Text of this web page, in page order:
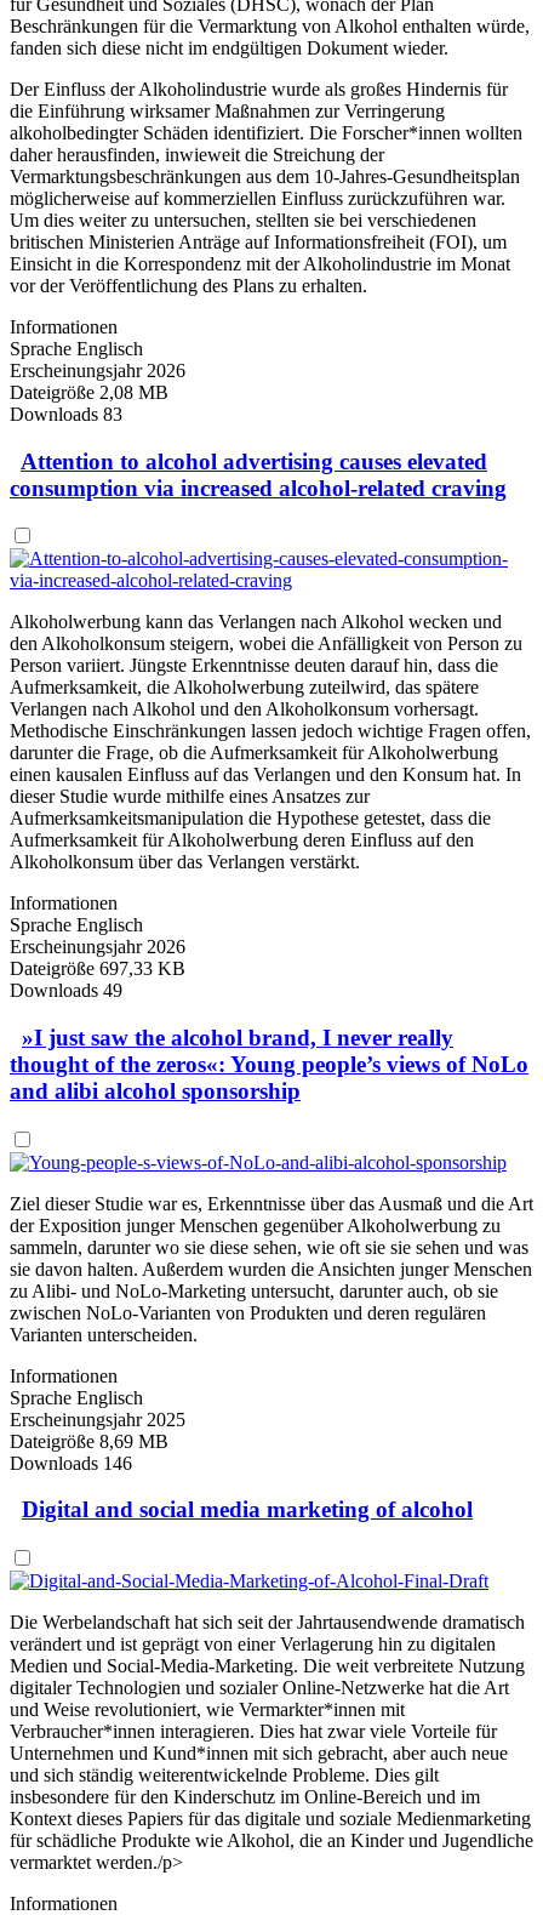
Beschränkungen für die Vermarktung von Alkohol enthalten würde,
fanden sich diese nicht im endgültigen Dokument wieder.
Der Einfluss der Alkoholindustrie wurde als großes Hindernis für
die Einführung wirksamer Maßnahmen zur Verringerung
alkoholbedingter Schäden identifiziert. Die Forscher*innen wollten
daher herausfinden, inwieweit die Streichung der
Vermarktungsbeschränkungen aus dem 10-Jahres-Gesundheitsplan
möglicherweise auf kommerziellen Einfluss zurückzuführen war.
Um dies weiter zu untersuchen, stellten sie bei verschiedenen
britischen Ministerien Anträge auf Informationsfreiheit (FOI), um
Einsicht in die Korrespondenz mit der Alkoholindustrie im Monat
vor der Veröffentlichung des Plans zu erhalten.
Informationen
Sprache Englisch
Erscheinungsjahr 2026
Dateigröße 2,08 MB
Downloads 83
Attention to alcohol advertising causes elevated
consumption via increased alcohol-related craving
Alkoholwerbung kann das Verlangen nach Alkohol wecken und
den Alkoholkonsum steigern, wobei die Anfälligkeit von Person zu
Person variiert. Jüngste Erkenntnisse deuten darauf hin, dass die
Aufmerksamkeit, die Alkoholwerbung zuteilwird, das spätere
Verlangen nach Alkohol und den Alkoholkonsum vorhersagt.
Methodische Einschränkungen lassen jedoch wichtige Fragen offen,
darunter die Frage, ob die Aufmerksamkeit für Alkoholwerbung
einen kausalen Einfluss auf das Verlangen und den Konsum hat. In
dieser Studie wurde mithilfe eines Ansatzes zur
Aufmerksamkeitsmanipulation die Hypothese getestet, dass die
Aufmerksamkeit für Alkoholwerbung deren Einfluss auf den
Alkoholkonsum über das Verlangen verstärkt.
Informationen
Sprache Englisch
Erscheinungsjahr 2026
Dateigröße 697,33 KB
Downloads 49
»I just saw the alcohol brand, I never really
thought of the zeros«: Young people’s views of NoLo
and alibi alcohol sponsorship
Ziel dieser Studie war es, Erkenntnisse über das Ausmaß und die Art
der Exposition junger Menschen gegenüber Alkoholwerbung zu
sammeln, darunter wo sie diese sehen, wie oft sie sie sehen und was
sie davon halten. Außerdem wurden die Ansichten junger Menschen
zu Alibi- und NoLo-Marketing untersucht, darunter auch, ob sie
zwischen NoLo-Varianten von Produkten und deren regulären
Varianten unterscheiden.
Informationen
Sprache Englisch
Erscheinungsjahr 2025
Dateigröße 8,69 MB
Downloads 146
Digital and social media marketing of alcohol
Die Werbelandschaft hat sich seit der Jahrtausendwende dramatisch
verändert und ist geprägt von einer Verlagerung hin zu digitalen
Medien und Social-Media-Marketing. Die weit verbreitete Nutzung
digitaler Technologien und sozialer Online-Netzwerke hat die Art
und Weise revolutioniert, wie Vermarkter*innen mit
Verbraucher*innen interagieren. Dies hat zwar viele Vorteile für
Unternehmen und Kund*innen mit sich gebracht, aber auch neue
und sich ständig weiterentwickelnde Probleme. Dies gilt
insbesondere für den Kinderschutz im Online-Bereich und im
Kontext dieses Papiers für das digitale und soziale Medienmarketing
für schädliche Produkte wie Alkohol, die an Kinder und Jugendliche
vermarktet werden./p>
Informationen